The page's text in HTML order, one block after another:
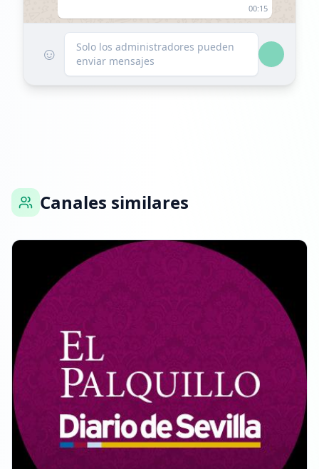
00:15
Alcanzó 30.9K seguidores
00:15
☺
Solo los administradores pueden
enviar mensajes
Canales similares